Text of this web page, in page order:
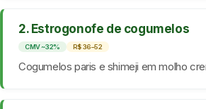
2. Estrogonofe de cogumelos
CMV ~32% R$ 36–52
Cogumelos paris e shimeji em molho